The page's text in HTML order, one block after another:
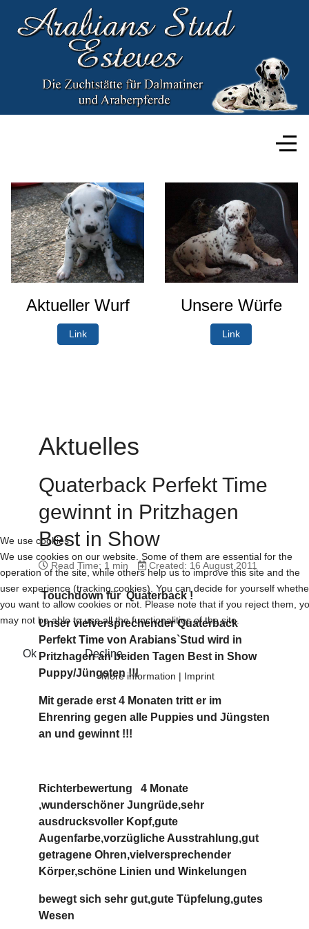
Aktueller Wurf
Link
Unsere Würfe
Link
Aktuelles
Quaterback Perfekt Time
gewinnt in Pritzhagen
Best in Show
Read Time: 1 min Created: 16 August 2011
Touchdown für Quaterback !
Unser vielversprechender Quaterback
Perfekt Time von Arabians`Stud wird in
Pritzhagen an beiden Tagen Best in Show
Puppy/Jüngsten !!!
Mit gerade erst 4 Monaten tritt er im
Ehrenring gegen alle Puppies und Jüngsten
an und gewinnt !!!
Richterbewertung
4 Monate
,wunderschöner Jungrüde,sehr
ausdrucksvoller Kopf,gute
Augenfarbe,vorzügliche Ausstrahlung,gut
getragene Ohren,vielversprechender
Körper,schöne Linien und Winkelungen
bewegt sich sehr gut,gute Tüpfelung,gutes
Wesen
We use cookies
We use cookies on our website. Some of them are essential for the
operation of the site, while others help us to improve this site and the
user experience (tracking cookies). You can decide for yourself
you want to allow cookies or not. Please note that if you reject them,
may not be able to use all the functionalities of the site.
Ok Decline
More information | Imprint